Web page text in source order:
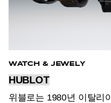
WATCH & JEWELY
HUBLOT
위블로는 1980년 이탈리